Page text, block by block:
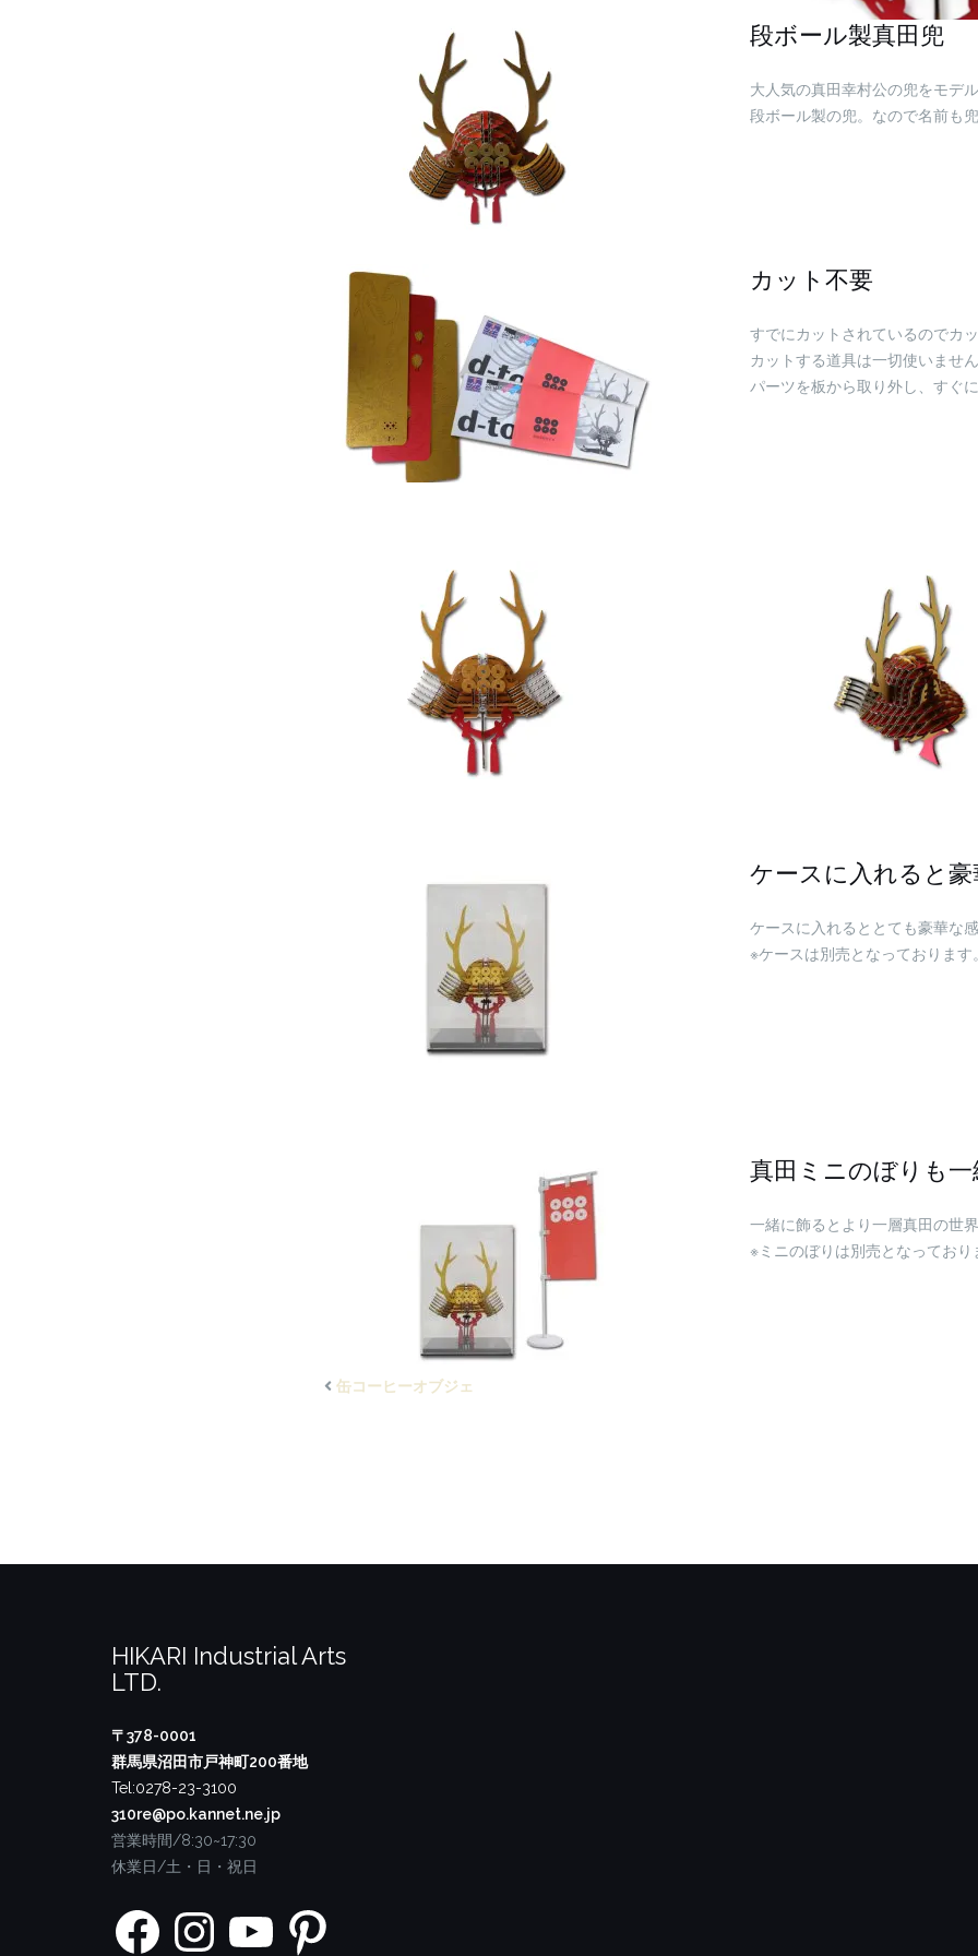
段ボール製真田兜
大人気の真田幸村公の兜をモデ
段ボール製の兜。なので名前も兜
カット不要
すでにカットされているのでカ
カットする道具は一切使いません
パーツを板から取り外し、すぐ
ケースに入れると豪
ケースに入れるととても豪華な
※ケースは別売となっております。
真田ミニのぼりも一
一緒に飾るとより一層真田の世
※ミニのぼりは別売となっており
缶コーヒーオブジェ
HIKARI Industrial Arts
LTD.
〒378-0001
群馬県沼田市戸神町200番地
Tel:0278-23-3100
310re@po.kannet.ne.jp
営業時間/8:30~17:30
休業日/土・日・祝日
FacebookInstagram Pinterest